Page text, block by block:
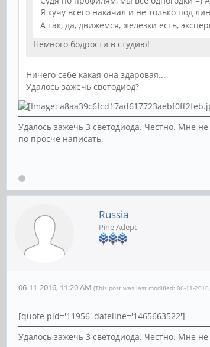
Я кучу всего накачал и не только под
А так, да, движемся, железки есть,
Немного бодрости в студию!
Ничего себе какая она здаровая...
Удалось зажечь светодиод?
Удалось зажечь 3 светодиода. Честно. Мне
по просче написать.
Russia
Pine Adept
06-11-2016, 11:20 AM (This post was last modified: 06-11-
[quote pid='11956' dateline='1465663522']
Удалось зажечь 3 светодиода. Честно. Мне